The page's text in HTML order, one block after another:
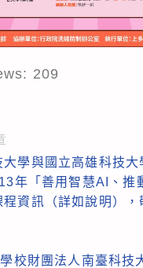
209
大學與國立高雄科技
年「善用智慧AI、推
資訊（詳如說明），
校財團法人南臺科技